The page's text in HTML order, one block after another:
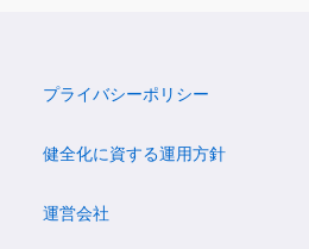
プライバシーポリシー
健全化に資する運用方針
運営会社